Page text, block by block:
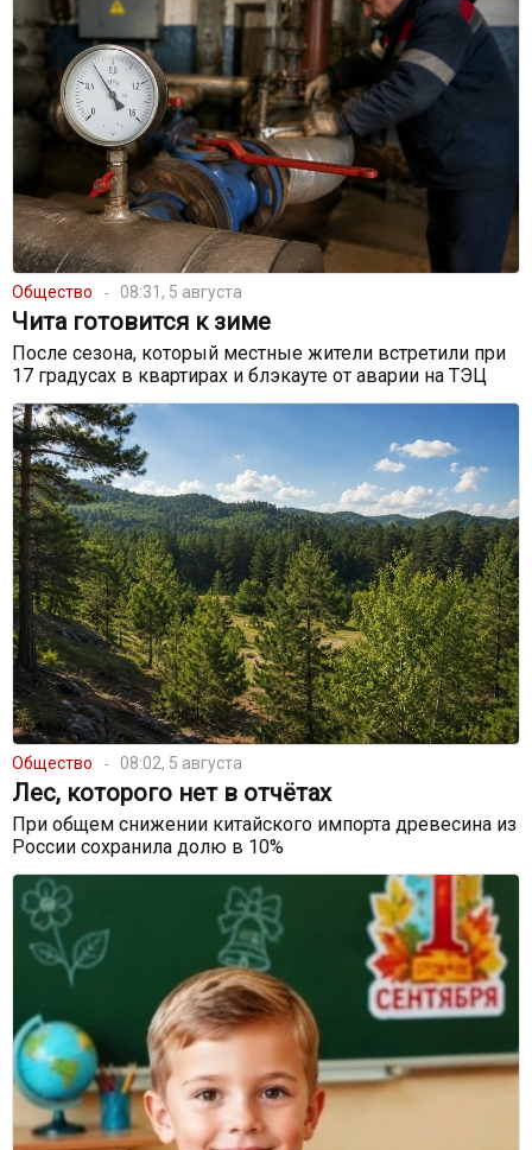
Общество 08:31, 5 августа
Чита готовится к зиме
После сезона, который местные жители встретили при
17 градусах в квартирах и блэкауте от аварии на ТЭЦ
Общество 08:02, 5 августа
Лес, которого нет в отчётах
При общем снижении китайского импорта древесина из
России сохранила долю в 10%